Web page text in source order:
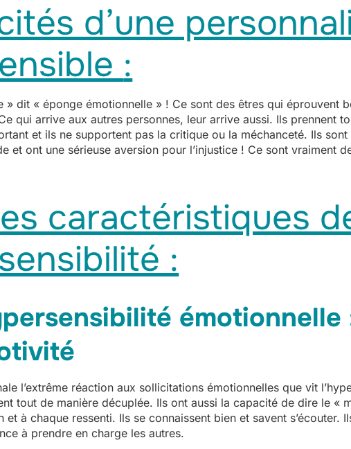
d’une
:
» dit « éponge émotionnelle » ! Ce sont des êtres qui éprouvent
qui arrive aux autres personnes, leur arrive aussi. Ils prennent
et ils ne supportent pas la critique ou la méchanceté. Ils
et ont une sérieuse aversion pour l’injustice ! Ce sont vraiment
caractéristiques
:
émotionnelle
l’extrême réaction aux sollicitations émotionnelles que vit
tout de manière décuplée. Ils ont aussi la capacité de dire le «
et à chaque ressenti. Ils se connaissent bien et savent s’écouter.
à prendre en charge les autres.